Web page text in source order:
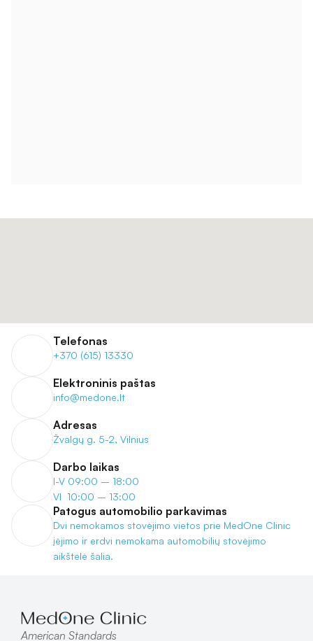
Telefonas
+370 (615) 13330
Elektroninis paštas
info@medone.lt
Adresas
Žvalgų g. 5-2, Vilnius
Darbo laikas
I-V 09:00 – 18:00
VI  10:00 – 13:00
Patogus automobilio parkavimas
Dvi nemokamos stovėjimo vietos prie MedOne Clinic
įėjimo ir erdvi nemokama automobilių stovėjimo
aikštelė šalia.
American Standards